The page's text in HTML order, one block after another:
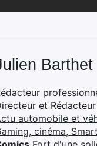
Barthet
et
automobile et
cinéma,